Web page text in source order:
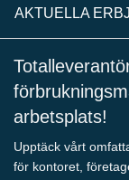
AKTUELLA
arbetsplats!
Upptäck vårt
för kontoret,